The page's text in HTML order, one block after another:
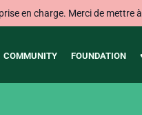
en charge. Merci de mettre
COMMUNITY FOUNDATION